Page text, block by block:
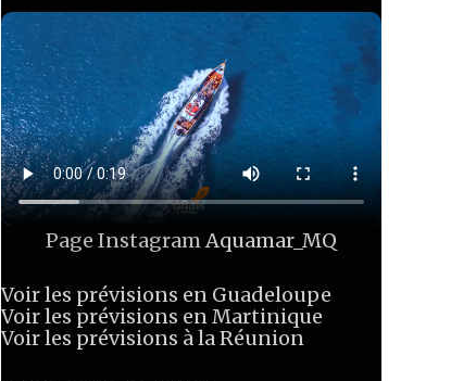
Page InstagramAquamar_MQ
Voir les prévisions en Guadeloupe
Voir les prévisions en Martinique
Voir les prévisions à la Réunion